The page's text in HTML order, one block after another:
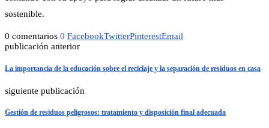
sostenible.
0 comentarios 0 FacebookTwitterPinterestEmail
publicación anterior
La importancia de la educación sobre el reciclaje y la separación de residuos en casa
siguiente publicación
Gestión de residuos peligrosos: tratamiento y disposición final adecuada